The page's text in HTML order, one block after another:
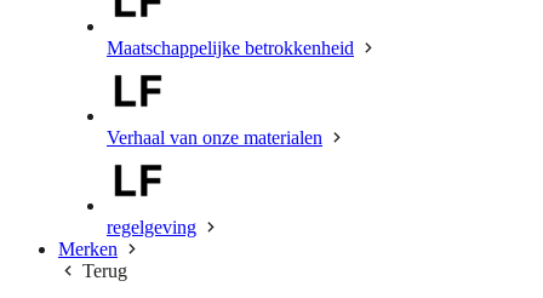
Maatschappelijke betrokkenheid
Verhaal van onze materialen
regelgeving
Merken
Terug